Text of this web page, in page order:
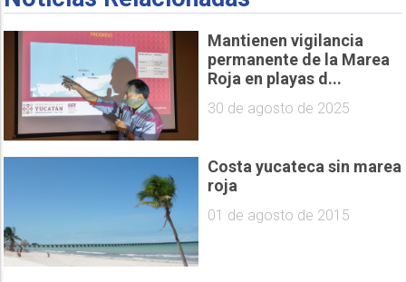
Mantienen vigilancia
permanente de la Marea
Roja en playas d...
30 de agosto de 2025
Costa yucateca sin marea
roja
01 de agosto de 2015